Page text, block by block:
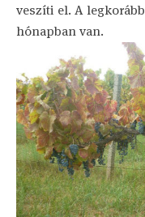
veszíti el. A
hónapban van.